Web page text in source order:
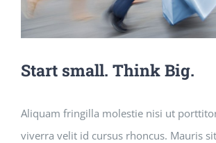
Start small. Think Big.
Aliquam fringilla molestie nisi ut
viverra velit id cursus rhoncus. Mauris